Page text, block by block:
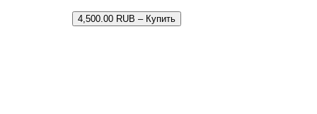
4,500.00 RUB – Купить